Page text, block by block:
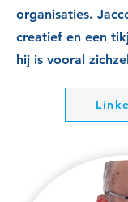
organisaties.
creatief en een
hij is vooral